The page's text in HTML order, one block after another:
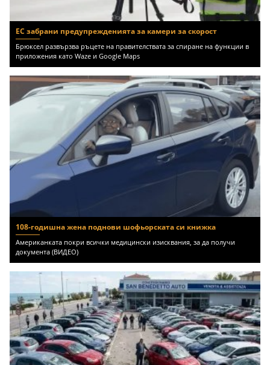
ЕС забрани предупрежденията за камери за скорост
Брюксел развързва ръцете на правителствата за спиране на функции в
приложения като Waze и Google Maps
108-годишна жена поднови шофьорската си книжка
Американката покри всички медицински изисквания, за да получи
документа (ВИДЕО)